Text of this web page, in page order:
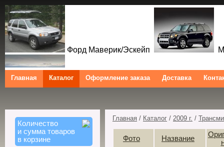
Форд Маверик/Эскейп
Ford Maverick/Escape
Tribute Ford Kuga/Escape
Главная Каталог Оформление заказа Доставка
Количество
и сумма товаров
в корзине
Главная / Каталог / 2009 г. /
Фото Название